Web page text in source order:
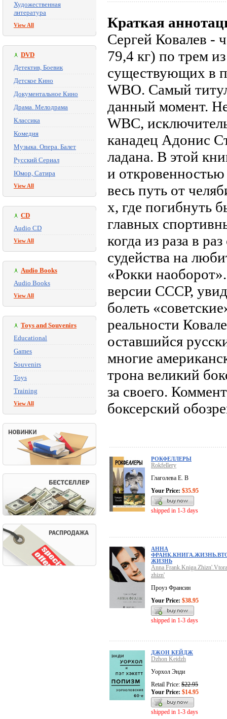
Художественная
литература
View All
DVD
Детектив, Боевик
Детское Кино
Документальное Кино
Драма. Мелодрама
Классика
Комедия
Музыка. Опера. Балет
Русский Сериал
Юмор, Сатира
View All
CD
Audio CD
View All
Audio Books
Audio Books
View All
Toys and Souvenirs
Educational
Games
Souvenirs
Toys
Training
View All
Краткая
Сергей Ковалев -
79,4 кг) по трем
существующих в
WBO. Самый
данный момент.
WBC,
канадец Адонис
ладана. В этой
и
весь путь от
х, где погибнуть
главных
когда из раза в
судейства на
«Рокки
версии СССР,
болеть
реальности
оставшийся
многие
трона великий
за своего.
боксерский
РОКФЕЛЛЕРЫ
Rokfellery
Глаголева Е. В
Your Price: $35.95
shipped in 1-3 days
АННА
ЖИЗНЬ
Anna
zhizn'
Проуз Франсин
Your Price: $38.95
shipped in 1-3 days
ДЖОН КЕЙДЖ
Dzhon Keidzh
Уорхол Энди
Retail Price: $22.95
Your Price: $14.95
shipped in 1-3 days